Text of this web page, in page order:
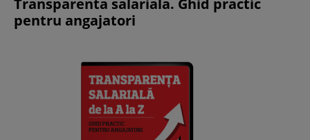
Transparenta salariala. Ghid practic
pentru angajatori